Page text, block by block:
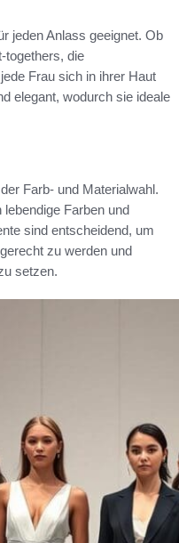
jeden Anlass geeignet. Ob
togethers, die
Frau sich in ihrer Haut
elegant, wodurch sie ideale
Farb- und Materialwahl.
Farben und
sind entscheidend, um
gerecht zu werden und
setzen.